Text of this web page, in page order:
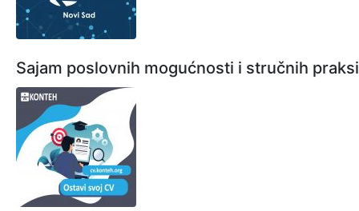
Sajam poslovnih mogućnosti i stručnih praksi